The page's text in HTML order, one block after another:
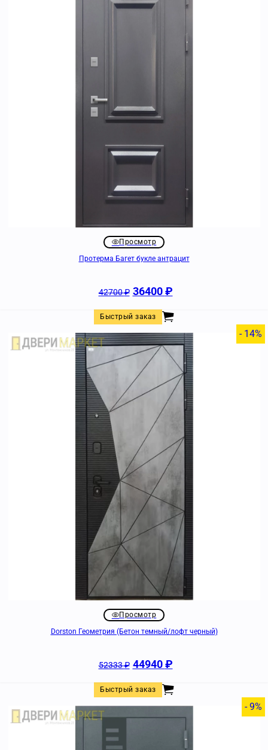
Просмотр
Протерма Багет букле антрацит
42700₽ 36400₽
Быстрый заказ
- 14%
Просмотр
Dorston Геометрия (Бетон темный/лофт черный)
52333₽ 44940₽
Быстрый заказ
- 9%